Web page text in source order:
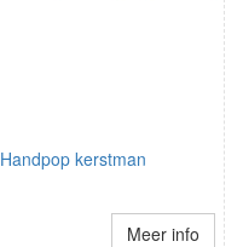
Handpop kerstman
Meer info